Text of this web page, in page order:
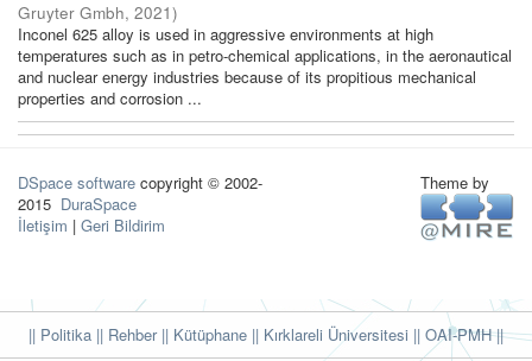
Gruyter Gmbh, 2021)
Inconel 625 alloy is used in aggressive environments at high
temperatures such as in petro-chemical applications, in the aeronautical
and nuclear energy industries because of its propitious mechanical
properties and corrosion ...
DSpace software copyright © 2002-
2015 DuraSpace
İletişim | Geri Bildirim
Theme by
|| Politika || Rehber|| Kütüphane || Kırklareli Üniversitesi || OAI-PMH ||